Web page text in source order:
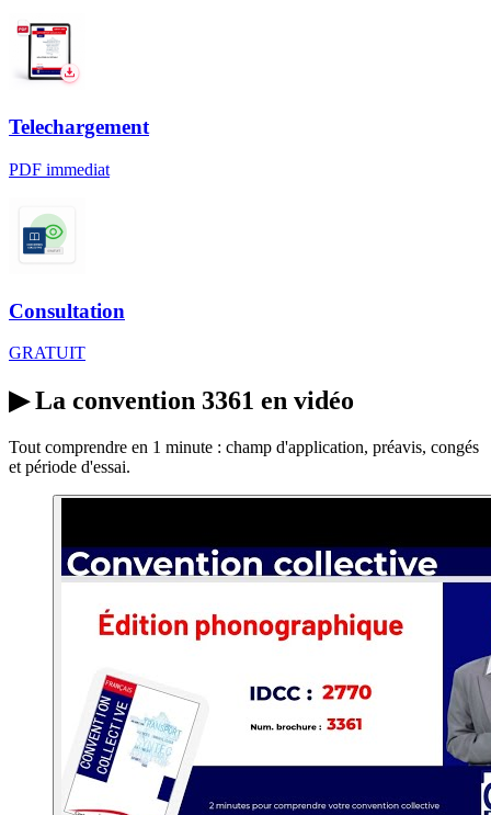
Telechargement
PDF immediat
Consultation
GRATUIT
▶La convention 3361 en vidéo
Tout comprendre en 1 minute : champ d'application, préavis, congés
et période d'essai.